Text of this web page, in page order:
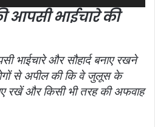
आपसी भाईचारे की
भाईचारे और सौहार्द बनाए रखने
से अपील की कि वे जुलूस के
रखें और किसी भी तरह की अफवाह